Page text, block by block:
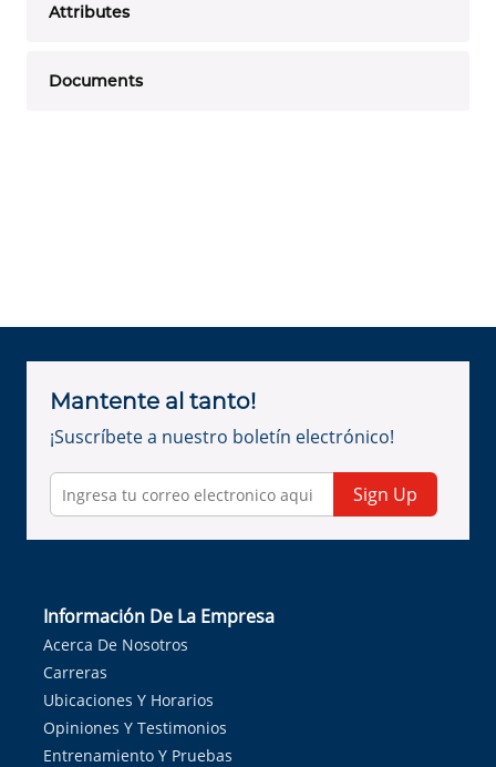
Attributes
Documents
Mantente al tanto!
¡Suscríbete a nuestro boletín electrónico!
Sign Up
Información De La Empresa
Acerca De Nosotros
Carreras
Ubicaciones Y Horarios
Opiniones Y Testimonios
Entrenamiento Y Pruebas